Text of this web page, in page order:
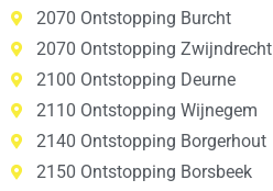
2070 Ontstopping Burcht
2070 Ontstopping Zwijndrecht
2100 Ontstopping Deurne
2110 Ontstopping Wijnegem
2140 Ontstopping Borgerhout
2150 Ontstopping Borsbeek